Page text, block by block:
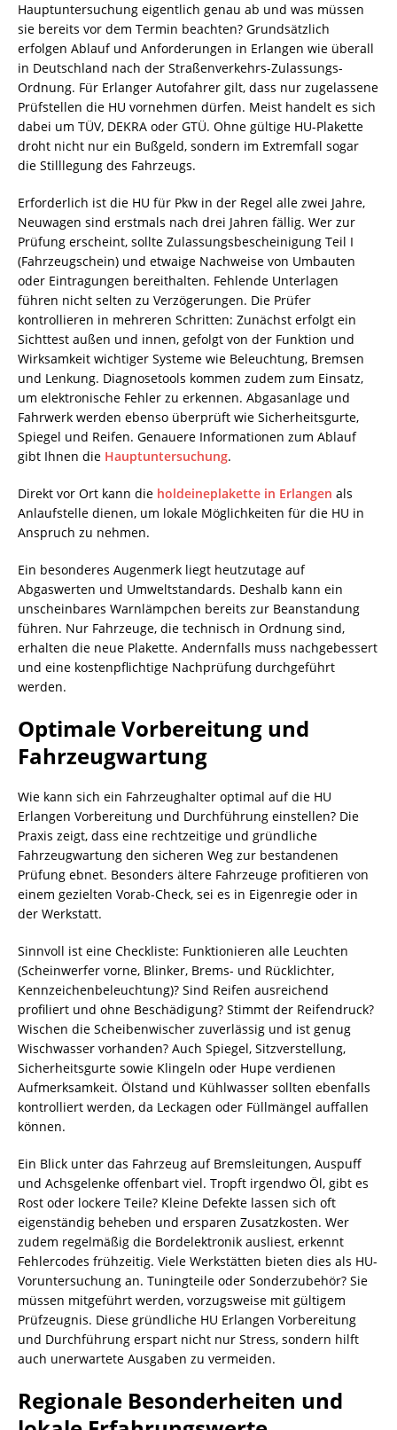
Hauptuntersuchung eigentlich genau ab und was müssen
sie bereits vor dem Termin beachten? Grundsätzlich
erfolgen Ablauf und Anforderungen in Erlangen wie überall
in Deutschland nach der Straßenverkehrs-Zulassungs-
Ordnung. Für Erlanger Autofahrer gilt, dass nur zugelassene
Prüfstellen die HU vornehmen dürfen. Meist handelt es sich
dabei um TÜV, DEKRA oder GTÜ. Ohne gültige HU-Plakette
droht nicht nur ein Bußgeld, sondern im Extremfall sogar
die Stilllegung des Fahrzeugs.
Erforderlich ist die HU für Pkw in der Regel alle zwei Jahre,
Neuwagen sind erstmals nach drei Jahren fällig. Wer zur
Prüfung erscheint, sollte Zulassungsbescheinigung Teil I
(Fahrzeugschein) und etwaige Nachweise von Umbauten
oder Eintragungen bereithalten. Fehlende Unterlagen
führen nicht selten zu Verzögerungen. Die Prüfer
kontrollieren in mehreren Schritten: Zunächst erfolgt ein
Sichttest außen und innen, gefolgt von der Funktion und
Wirksamkeit wichtiger Systeme wie Beleuchtung, Bremsen
und Lenkung. Diagnosetools kommen zudem zum Einsatz,
um elektronische Fehler zu erkennen. Abgasanlage und
Fahrwerk werden ebenso überprüft wie Sicherheitsgurte,
Spiegel und Reifen. Genauere Informationen zum Ablauf
gibt Ihnen die Hauptuntersuchung.
Direkt vor Ort kann die holdeineplakette in Erlangen als
Anlaufstelle dienen, um lokale Möglichkeiten für die HU in
Anspruch zu nehmen.
Ein besonderes Augenmerk liegt heutzutage auf
Abgaswerten und Umweltstandards. Deshalb kann ein
unscheinbares Warnlämpchen bereits zur Beanstandung
führen. Nur Fahrzeuge, die technisch in Ordnung sind,
erhalten die neue Plakette. Andernfalls muss nachgebessert
und eine kostenpflichtige Nachprüfung durchgeführt
werden.
Optimale Vorbereitung und
Fahrzeugwartung
Wie kann sich ein Fahrzeughalter optimal auf die HU
Erlangen Vorbereitung und Durchführung einstellen? Die
Praxis zeigt, dass eine rechtzeitige und gründliche
Fahrzeugwartung den sicheren Weg zur bestandenen
Prüfung ebnet. Besonders ältere Fahrzeuge profitieren von
einem gezielten Vorab-Check, sei es in Eigenregie oder in
der Werkstatt.
Sinnvoll ist eine Checkliste: Funktionieren alle Leuchten
(Scheinwerfer vorne, Blinker, Brems- und Rücklichter,
Kennzeichenbeleuchtung)? Sind Reifen ausreichend
profiliert und ohne Beschädigung? Stimmt der Reifendruck?
Wischen die Scheibenwischer zuverlässig und ist genug
Wischwasser vorhanden? Auch Spiegel, Sitzverstellung,
Sicherheitsgurte sowie Klingeln oder Hupe verdienen
Aufmerksamkeit. Ölstand und Kühlwasser sollten ebenfalls
kontrolliert werden, da Leckagen oder Füllmängel auffallen
können.
Ein Blick unter das Fahrzeug auf Bremsleitungen, Auspuff
und Achsgelenke offenbart viel. Tropft irgendwo Öl, gibt es
Rost oder lockere Teile? Kleine Defekte lassen sich oft
eigenständig beheben und ersparen Zusatzkosten. Wer
zudem regelmäßig die Bordelektronik ausliest, erkennt
Fehlercodes frühzeitig. Viele Werkstätten bieten dies als HU-
Voruntersuchung an. Tuningteile oder Sonderzubehör? Sie
müssen mitgeführt werden, vorzugsweise mit gültigem
Prüfzeugnis. Diese gründliche HU Erlangen Vorbereitung
und Durchführung erspart nicht nur Stress, sondern hilft
auch unerwartete Ausgaben zu vermeiden.
Regionale Besonderheiten und